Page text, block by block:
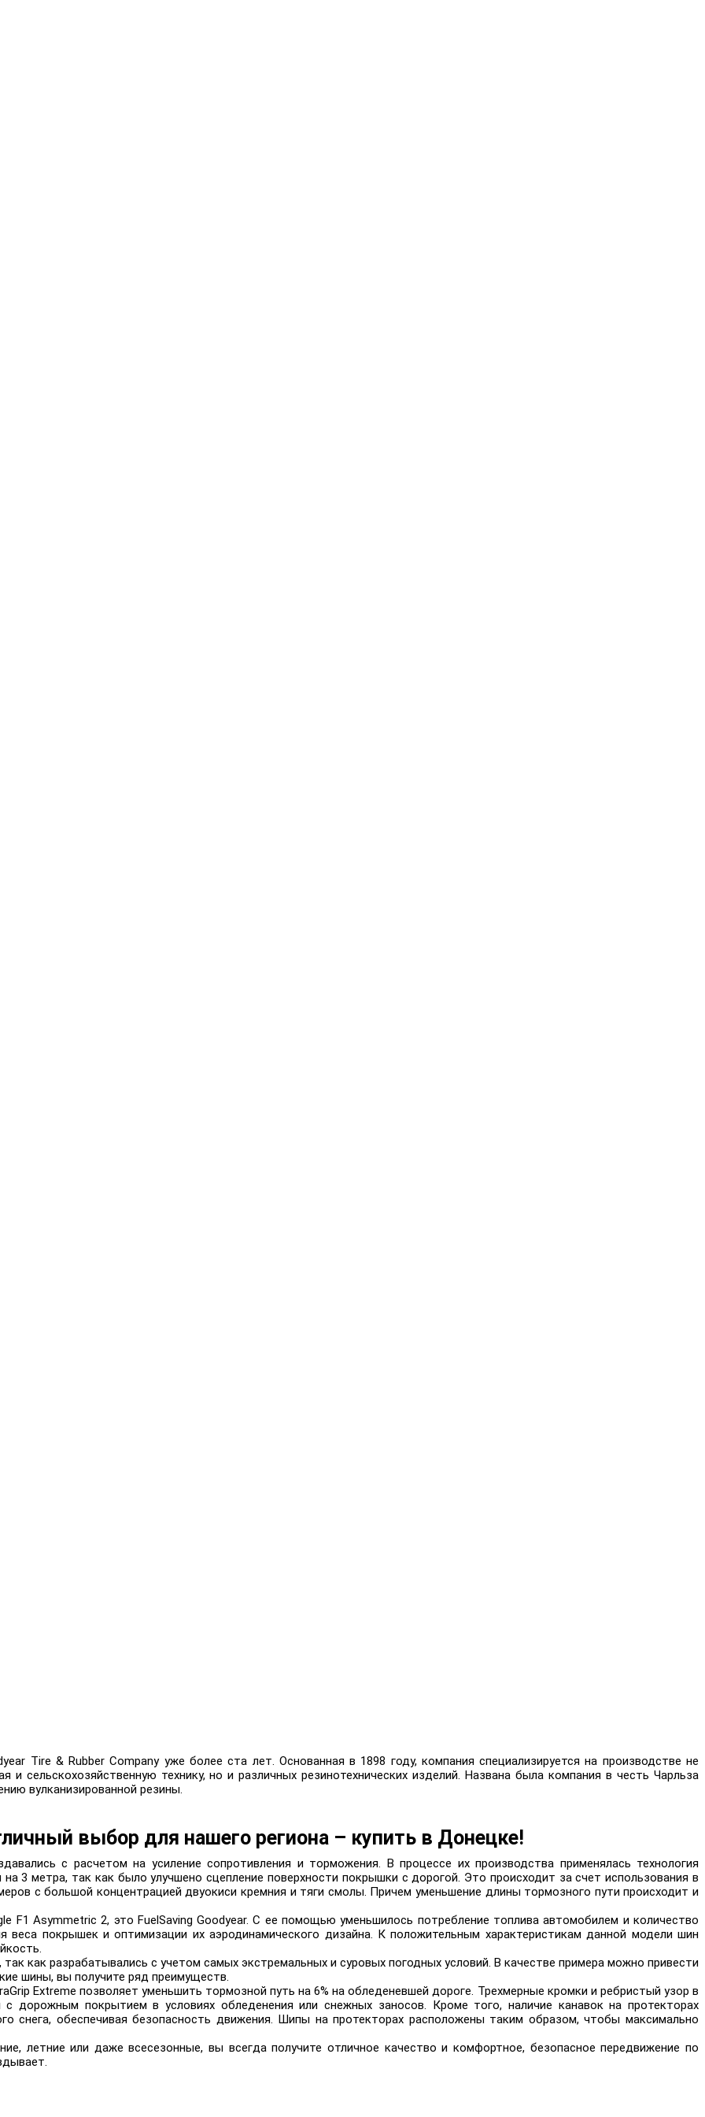
Tire & Rubber Company уже более ста лет. Основанная в 1898 году, компания специализируется на производстве не
сельскохозяйственную технику, но и различных резинотехнических изделий. Названа была компания в честь Чарльза
вулканизированной резины.
выбор для нашего региона – купить в Донецке!
с расчетом на усиление сопротивления и торможения. В процессе их производства применялась технология
3 метра, так как было улучшено сцепление поверхности покрышки с дорогой. Это происходит за счет использования в
с большой концентрацией двуокиси кремния и тяги смолы. Причем уменьшение длины тормозного пути происходит и
F1 Asymmetric 2, это FuelSaving Goodyear. С ее помощью уменьшилось потребление топлива автомобилем и количество
веса покрышек и оптимизации их аэродинамического дизайна. К положительным характеристикам данной модели шин
как разрабатывались с учетом самых экстремальных и суровых погодных условий. В качестве примера можно привести
шины, вы получите ряд преимуществ.
Extreme позволяет уменьшить тормозной путь на 6% на обледеневшей дороге. Трехмерные кромки и ребристый узор в
дорожным покрытием в условиях обледенения или снежных заносов. Кроме того, наличие канавок на протекторах
снега, обеспечивая безопасность движения. Шипы на протекторах расположены таким образом, чтобы максимально
летние или даже всесезонные, вы всегда получите отличное качество и комфортное, безопасное передвижение по